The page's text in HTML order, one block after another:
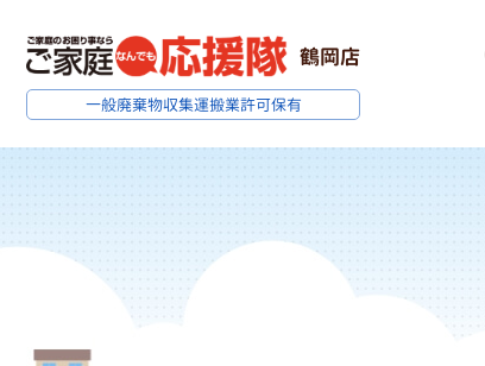
鶴岡店
一般廃棄物収集運搬業許可保有